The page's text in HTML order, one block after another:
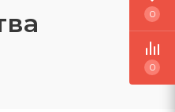
0
0